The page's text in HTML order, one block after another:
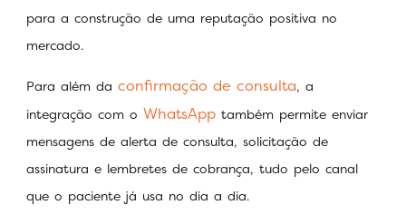
para a construção de uma reputação positiva no
mercado.
Para além da confirmação de consulta, a
integração com o WhatsApp também permite enviar
mensagens de alerta de consulta, solicitação de
assinatura e lembretes de cobrança, tudo pelo canal
que o paciente já usa no dia a dia.